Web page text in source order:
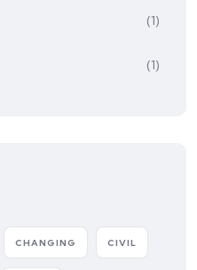
(1)
(1)
CHANGING CIVIL